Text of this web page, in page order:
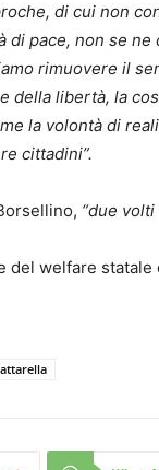
di cui non
pace, non se
rimuovere il
della libertà, la
la volontà di
cittadini”.
“due
del welfare